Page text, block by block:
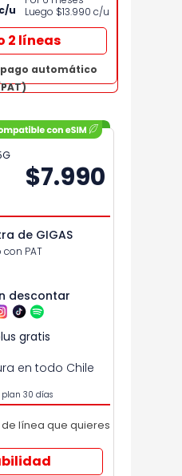
$7.990
descontar
gratis
30 días
línea que quieres
de GIGAS
PAT
en todo Chile
2 líneas
automático
Luego $13.990 c/u
c/u